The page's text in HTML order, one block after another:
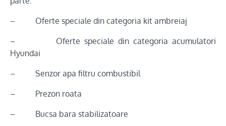
– Oferte speciale din categoria kit ambreiaj
– Oferte speciale din categoria acumulatori
Hyundai
– Senzor apa filtru combustibil
– Prezon roata
– Bucsa bara stabilizatoare